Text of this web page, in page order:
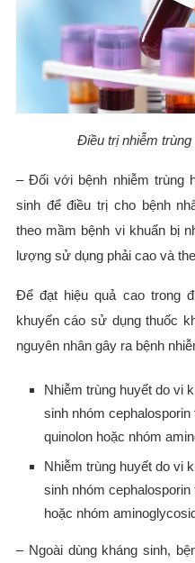
Điều trị nhiễm
– Đối với bệnh nhiễm trùng
sinh để điều trị cho bệnh
theo mầm bệnh vi khuẩn bị
lượng sử dụng phải cao và
Để đạt hiệu quả cao trong
khuyến cáo sử dụng thuốc
nguyên nhân gây ra bệnh
Nhiễm trùng huyết do vi
sinh nhóm
quinolon hoặc nhóm
Nhiễm trùng huyết do vi
sinh nhóm
hoặc nhóm
– Ngoài dùng kháng sinh,